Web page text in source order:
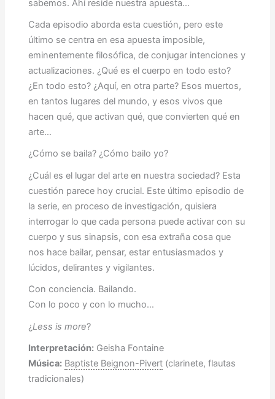
sabemos. Ahí reside nuestra apuesta…
Cada episodio aborda esta cuestión, pero este
último se centra en esa apuesta imposible,
eminentemente filosófica, de conjugar intenciones y
actualizaciones. ¿Qué es el cuerpo en todo esto?
¿En todo esto? ¿Aquí, en otra parte? Esos muertos,
en tantos lugares del mundo, y esos vivos que
hacen qué, que activan qué, que convierten qué en
arte…
¿Cómo se baila? ¿Cómo bailo yo?
¿Cuál es el lugar del arte en nuestra sociedad? Esta
cuestión parece hoy crucial. Este último episodio de
la serie, en proceso de investigación, quisiera
interrogar lo que cada persona puede activar con su
cuerpo y sus sinapsis, con esa extraña cosa que
nos hace bailar, pensar, estar entusiasmados y
lúcidos, delirantes y vigilantes.
Con conciencia. Bailando.
Con lo poco y con lo mucho…
¿Less is more?
Interpretación:Geisha Fontaine
Música: Baptiste Beignon-Pivert(clarinete, flautas
tradicionales)